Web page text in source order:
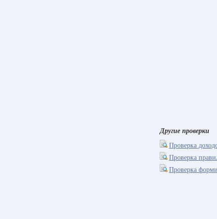
Другие проверки
Проверка
Проверка
Проверка